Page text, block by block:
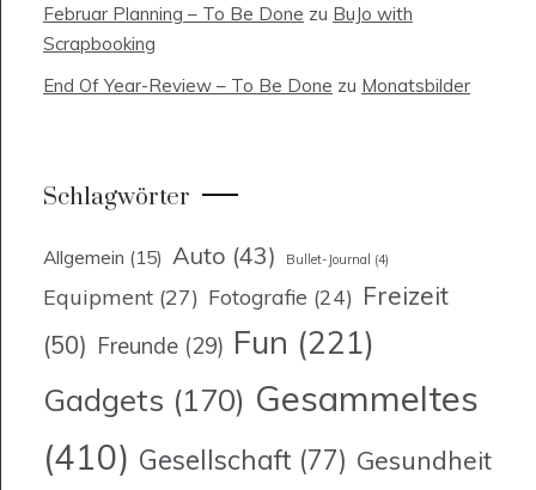
Februar Planning – To Be Done zu BuJo with
Scrapbooking
End Of Year-Review – To Be Done zu Monatsbilder
Schlagwörter
Allgemein (15) Auto (43) Bullet-Journal (4)
Equipment (27) Fotografie (24) Freizeit
(50) Freunde (29) Fun (221)
Gadgets (170) Gesammeltes
(410) Gesellschaft (77) Gesundheit